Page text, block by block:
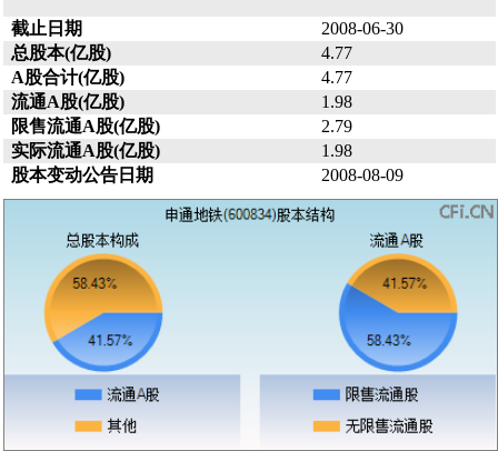
截止日期
2008-06-30
总股本(亿股)
4.77
A股合计(亿股)
4.77
流通A股(亿股)
1.98
限售流通A股(亿股)
2.79
实际流通A股(亿股)
1.98
股本变动公告日期
2008-08-09